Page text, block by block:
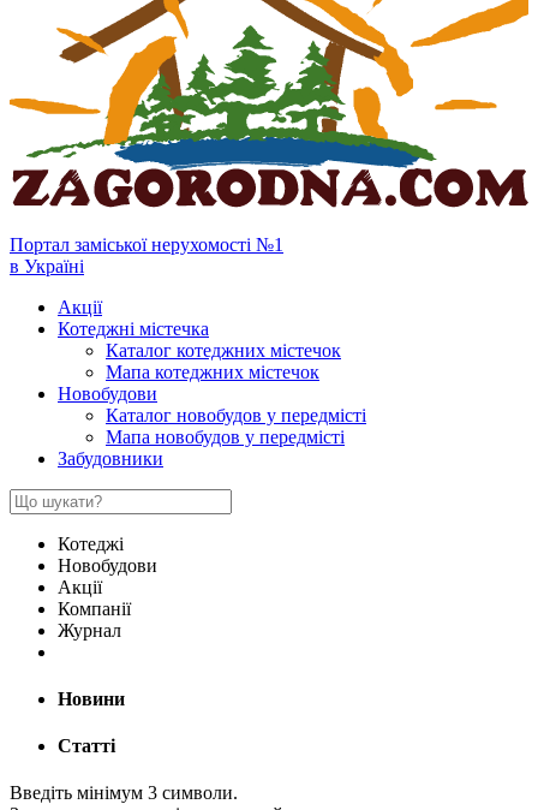
Портал заміської нерухомості №1
в Україні
Акції
Котеджні містечка
Каталог котеджних містечок
Мапа котеджних містечок
Новобудови
Каталог новобудов у передмісті
Мапа новобудов у передмісті
Забудовники
Котеджі
Новобудови
Акції
Компанії
Журнал
Новини
Статті
Введіть мінімум 3 символи.